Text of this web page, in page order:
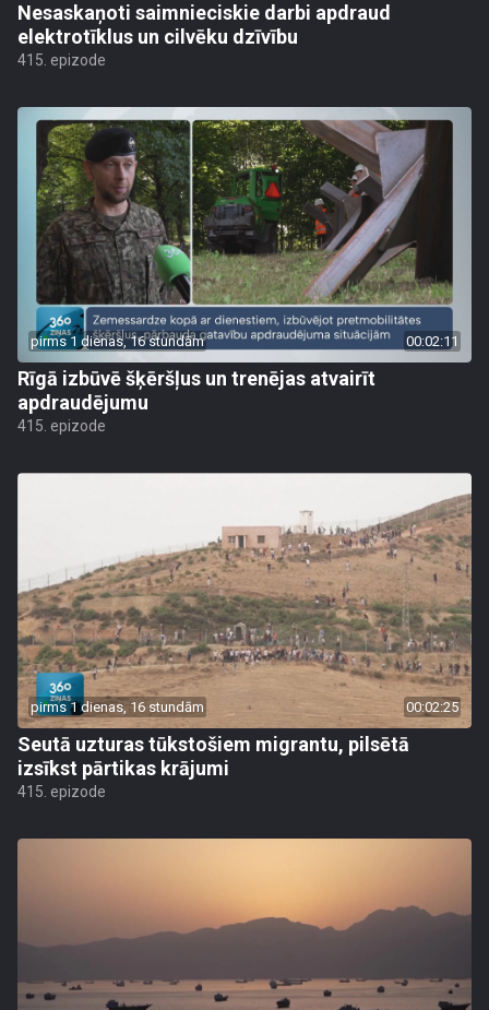
Nesaskaņoti saimnieciskie darbi apdraud
elektrotīklus un cilvēku dzīvību
415. epizode
pirms 1 dienas, 16 stundām 00:02:11
Rīgā izbūvē šķēršļus un trenējas atvairīt
apdraudējumu
415. epizode
pirms 1 dienas, 16 stundām 00:02:25
Seutā uzturas tūkstošiem migrantu, pilsētā
izsīkst pārtikas krājumi
415. epizode